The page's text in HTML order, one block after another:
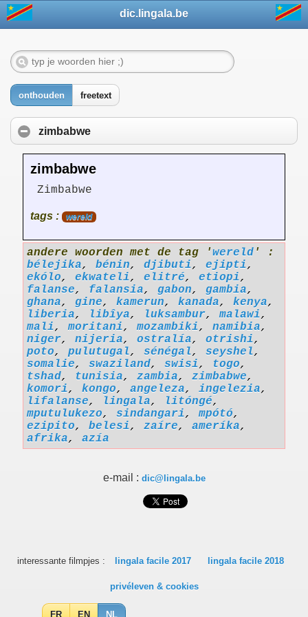
dic.lingala.be
onthouden freetext
zimbabwe
zimbabwe
Zimbabwe
tags : wereld
andere woorden met de tag 'wereld ' :
bélejika, bénin, djibuti, ejipti,
ekólo, ekwateli, elitré, etiopi,
falanse, falansia, gabon, gambia,
ghana, gine, kamerun, kanada, kenya,
liberia, libîya, luksambur,malawi,
mali,moritani,mozambiki, namibia,
niger, nijeria, ostralía, otrishi,
poto, pulutugal, sénégal, seyshel,
somalie, swaziland, swisi, togo,
tshad, tunisia, zambia, zimbabwe,
komori, kongo, angeleza, ingelezia,
lifalanse, lingala, litóngé,
mputulukezo, sindangari,mpótó,
ezipito, belesi, zaíre, ameríka,
afrika, azía
e-mail : dic@lingala.be
interessante filmpjes : lingala facile 2017 lingala facile 2018
privéleven & cookies